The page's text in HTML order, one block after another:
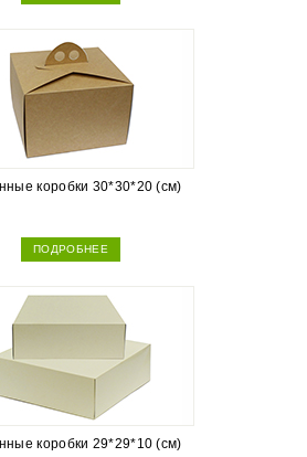
коробки 30*30*20 (см)
ПОДРОБНЕЕ
коробки 29*29*10 (см)